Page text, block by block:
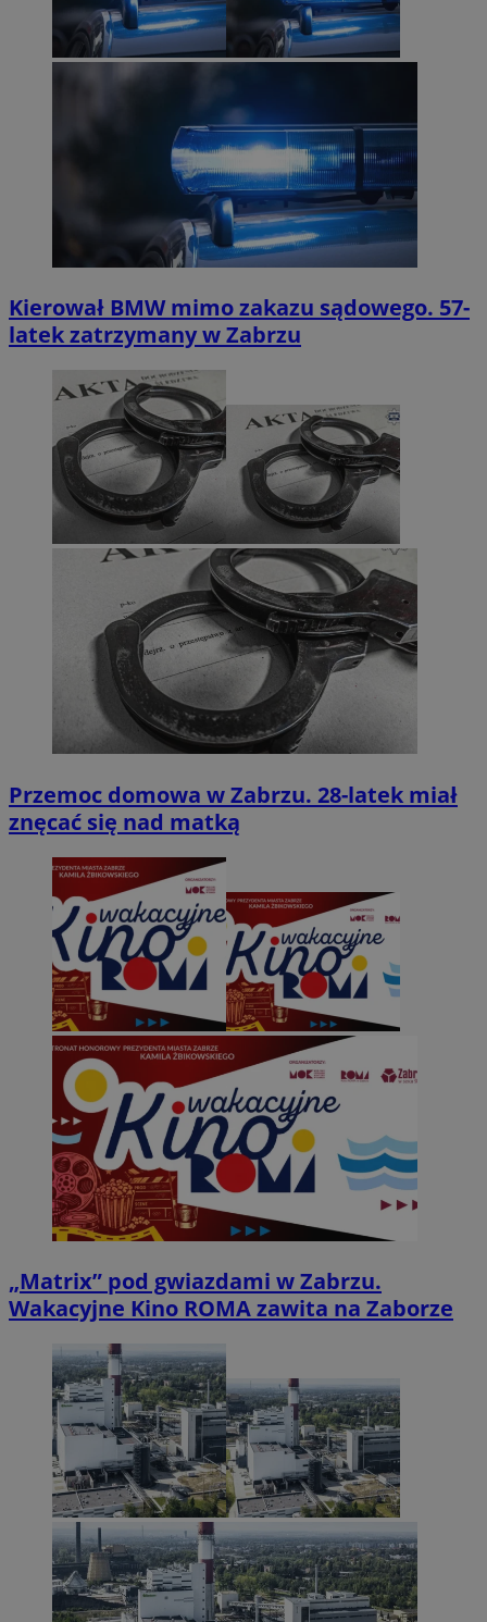
Kierował BMW mimo zakazu sądowego. 57-
latek zatrzymany w Zabrzu
Przemoc domowa w Zabrzu. 28-latek miał
znęcać się nad matką
„Matrix” pod gwiazdami w Zabrzu.
Wakacyjne Kino ROMA zawita na Zaborze